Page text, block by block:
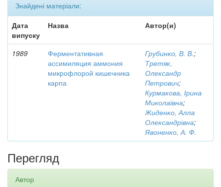
Знайдені матеріали:
Дата
випуску
Назва Автор(и)
1989
Ферментативная
ассимиляция аммония
микрофлорой кишечника
карпа
Грубинко, В. В.;
Третяк,
Олександр
Петрович;
Курмакова, Ірина
Миколаївна;
Жиденко, Алла
Олександрівна;
Явоненко, А. Ф.
Перегляд
Автор